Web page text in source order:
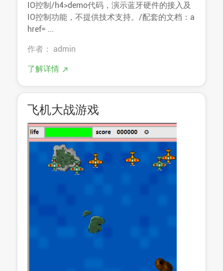
IO控制/h4>demo代码，演示蓝牙硬件的接入及
IO控制功能，不提供技术支持。/配套的文档：a
href= ...
作者： admin
了解详情
飞机大战游戏